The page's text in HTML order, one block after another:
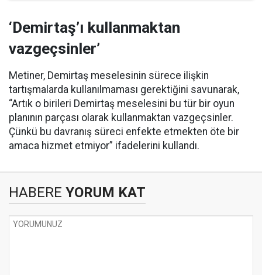
‘Demirtaş’ı kullanmaktan
vazgeçsinler’
Metiner, Demirtaş meselesinin sürece ilişkin
tartışmalarda kullanılmaması gerektiğini savunarak,
“Artık o birileri Demirtaş meselesini bu tür bir oyun
planının parçası olarak kullanmaktan vazgeçsinler.
Çünkü bu davranış süreci enfekte etmekten öte bir
amaca hizmet etmiyor” ifadelerini kullandı.
HABERE YORUM KAT